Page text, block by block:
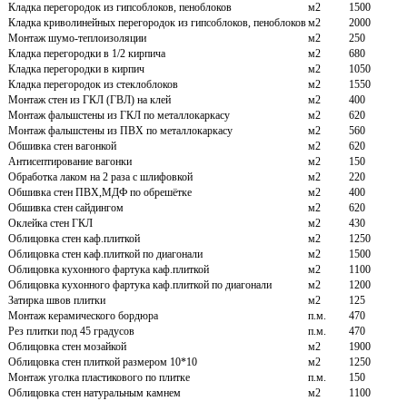
Кладка перегородок из гипсоблоков, пеноблоков
м2
1500
Кладка криволинейных перегородок из гипсоблоков, пеноблоковм2
2000
Монтаж шумо-теплоизоляции
м2
250
Кладка перегородки в 1/2 кирпича
м2
680
Кладка перегородки в кирпич
м2
1050
Кладка перегородок из стеклоблоков
м2
1550
Монтаж стен из ГКЛ (ГВЛ) на клей
м2
400
Монтаж фальшстены из ГКЛ по металлокаркасу
м2
620
Монтаж фальшстены из ПВХ по металлокаркасу
м2
560
Обшивка стен вагонкой
м2
620
Антисептирование вагонки
м2
150
Обработка лаком на 2 раза с шлифовкой
м2
220
Обшивка стен ПВХ,МДФ по обрешётке
м2
400
Обшивка стен сайдингом
м2
620
Оклейка стен ГКЛ
м2
430
Облицовка стен каф.плиткой
м2
1250
Облицовка стен каф.плиткой по диагонали
м2
1500
Облицовка кухонного фартука каф.плиткой
м2
1100
Облицовка кухонного фартука каф.плиткой по диагонали
м2
1200
Затирка швов плитки
м2
125
Монтаж керамического бордюра
п.м.
470
Рез плитки под 45 градусов
п.м.
470
Облицовка стен мозайкой
м2
1900
Облицовка стен плиткой размером 10*10
м2
1250
Монтаж уголка пластикового по плитке
п.м.
150
Облицовка стен натуральным камнем
м2
1100